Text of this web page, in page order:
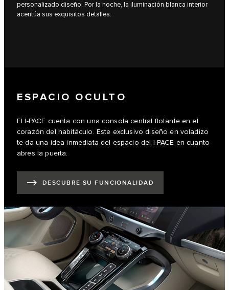
personalizado diseño. Por la noche, la iluminación blanca interior
acentúa sus exquisitos detalles.
ESPACIO OCULTO
El I‑PACE cuenta con una consola central flotante en el
corazón del habitáculo. Este exclusivo diseño en voladizo
te da una idea inmediata del espacio del I‑PACE en cuanto
abres la puerta.
DESCUBRE SU FUNCIONALIDAD